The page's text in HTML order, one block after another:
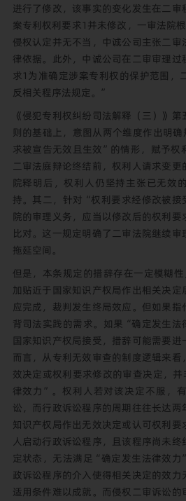
进行了修改，该事实的变化发生在二
案专利权利要求1并未修改，一审法院
侵权认定并无不当，中诚公司主张二
律依据。此外，中诚公司在二审审理
求1为准确定涉案专利权的保护范围，
反相关程序法规定。”
《侵犯专利权纠纷司法解释（三）》
则的基础上，意图从两个维度作出明
求被宣告无效且生效”的情形，赋予权
二审法庭辩论终结前，权利人请求变
院释明后，权利人仍坚持主张已无效
持。其二，针对“权利要求经修改被
院的审理义务，应当以修改后的权利
比对。这一规定明确了二审法院继续
拖延空间。
但是，本条规定的措辞存在一定模糊
加贴近于国家知识产权局作出相关决
应完成，裁判发生终局效应。但如果
背司法实践的需求。如果“确定发生
国家知识产权局接受，措辞可能需要
而言，从专利无效审查的制度逻辑来
效决定或权利要求修改的审查决定，
律效力”。权利人若对该决定不服，
讼，而行政诉讼程序的周期往往长达
知识产权局作出无效决定或认可权利
人启动行政诉讼程序，且该程序尚未
定状态，无法满足“确定发生法律效
政诉讼程序的介入使得相关决定的效
适用条件难以成就。而侵权二审诉讼